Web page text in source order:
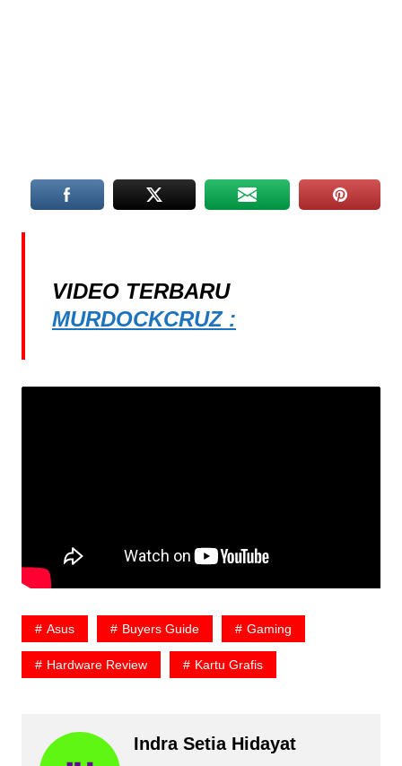
VIDEO TERBARU
MURDOCKCRUZ :
Asus Buyers Guide Gaming
Hardware Review Kartu Grafis
Indra Setia Hidayat